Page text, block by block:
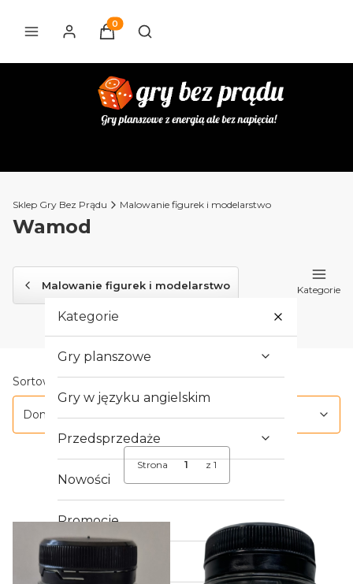
Produkty w koszyku: 0. Zobacz szczegóły
Otwórz wyszukiwarkę
Sklep Gry Bez Prądu Malowanie figurek i modelarstwo
Wamod
Malowanie figurek i modelarstwo Kategorie
Kategorie
Gry planszowe
Gry w języku angielskim
Przedsprzedaże
Nowości
Promocje
Lista produktów
Sortowanie:Domyślne
Domyślne
Strona z 1